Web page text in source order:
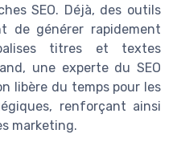
SEO. Déjà, des outils
de générer rapidement
titres et textes
une experte du SEO
libère du temps pour les
renforçant ainsi
marketing.